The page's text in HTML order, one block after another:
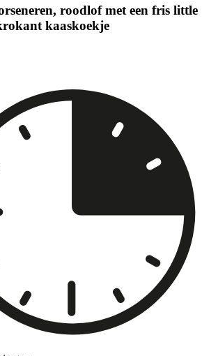
roodlof met een fris little
kaaskoekje